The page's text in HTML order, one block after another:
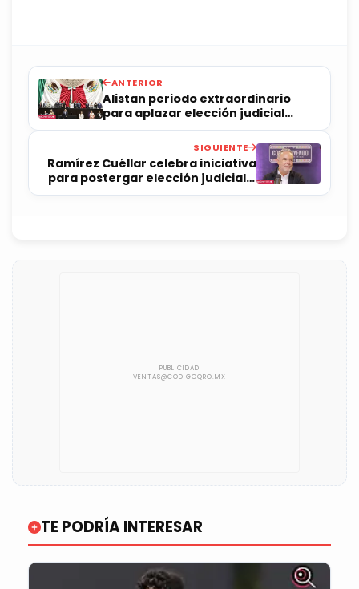
ANTERIOR
Alistan periodo extraordinario
para aplazar elección judicial
hasta 2028
SIGUIENTE
Ramírez Cuéllar celebra iniciativa
para postergar elección judicial a
2028
TE PODRÍA INTERESAR